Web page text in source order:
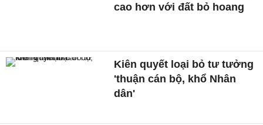
cao hơn với đất bỏ hoang
Kiên quyết loại bỏ tư tưởng
'thuận cán bộ, khổ Nhân
dân'